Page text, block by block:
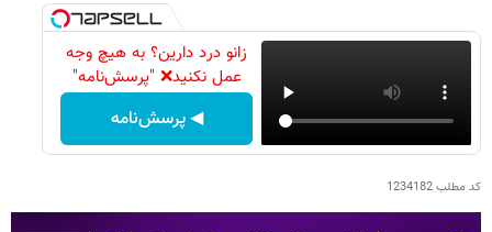
زانو درد دارین؟ به هیچ وجه
عمل نکنید❌ "پرسش‌نامه"
◀ پرسش‌نامه
کد مطلب1234182